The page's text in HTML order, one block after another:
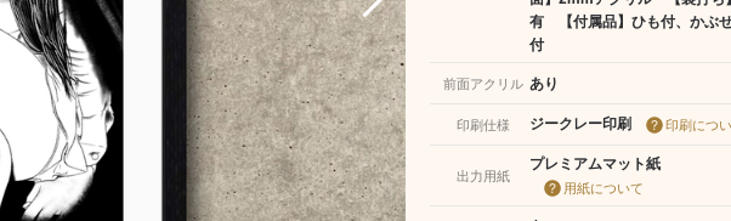
有 【付属品】ひも付、かぶ
付
前面アクリル あり
印刷仕様 ジークレー印刷 印刷につ
出力用紙
プレミアムマット紙
用紙について